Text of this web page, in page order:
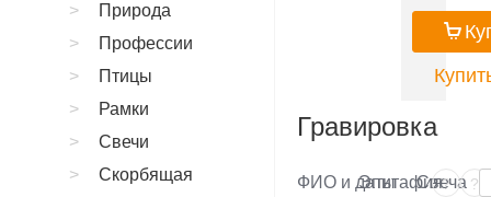
Гравировка
ФИО и даты ?
Эпитафия ?
Свеча
Природа
Профессии
Птицы
Рамки
Свечи
Скорбящая